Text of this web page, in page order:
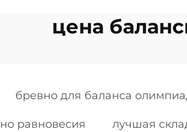
цена
бревно для баланса
равновесия лучшая